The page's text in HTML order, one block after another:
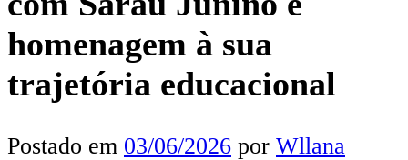
homenagem à sua
trajetória educacional
Postado em 03/06/2026 por Wllana